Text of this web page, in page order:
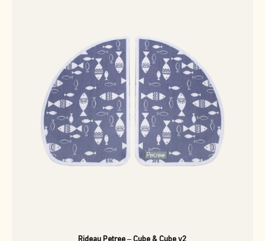
Rideau Petree – Cube & Cube v2